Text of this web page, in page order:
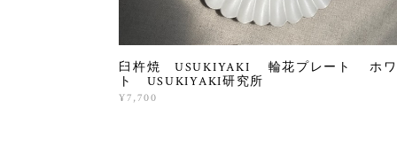
臼杵焼 USUKIYAKI 輪花プレート ホワ
ト USUKIYAKI研究所
¥7,700